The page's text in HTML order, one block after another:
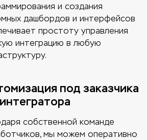
и создания
дашбордов и интерфейсов
простоту управления
интеграцию в любую
под заказчика
собственной команде
мы можем оперативно